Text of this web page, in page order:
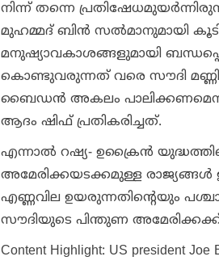
നിന്ന് തന്നെ
മുഹമ്മദ് ബിന്‍ സല്‍മാനുമായി
മനുഷ്യാവകാശങ്ങളുമായി
കൊണ്ടുവരുന്നത് വരെ സൗദി
ബൈഡന്‍ അകലം
ആദം ഷിഫ് പ്രതികരിച്ചത്.
എന്നാല്‍ റഷ്യ- ഉക്രൈന്‍
അമേരിക്കയടക്കമുള്ള രാജ്യങ്ങള്‍
എണ്ണവില ഉയരുന്നതിന്റെയും
സൗദിയുടെ പിന്തുണ
Content Highlight: US president Joe